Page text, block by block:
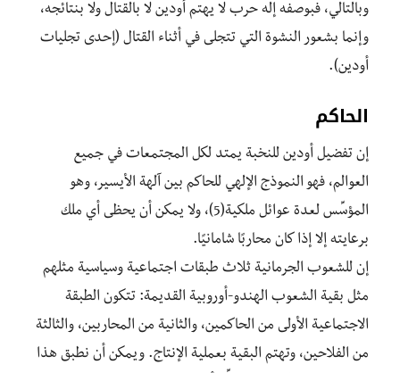
وبالتالي، فبوصفه إله حرب لا يهتم أودين ﻻ بالقتال ولا بنتائجه،
وإنما بشعور النشوة التي تتجلى في أثناء القتال (إحدى تجليات
أودين).
الحاكم
إن تفضيل أودين للنخبة يمتد لكل المجتمعات في جميع
العوالم، فهو النموذج الإلهي للحاكم بين آلهة الأيسير، وهو
المؤسِّس لعدة عوائل ملكية(5)، ولا يمكن أن يحظى أي ملك
برعايته إلا إذا كان محاربًا شامانيًا.
إن للشعوب الجرمانية ثلاث طبقات اجتماعية وسياسية مثلهم
مثل بقية الشعوب الهندو-أوروبية القديمة: تتكون الطبقة
الاجتماعية الأولى من الحاكمين، والثانية من المحاربين، والثالثة
من الفلاحين، وتهتم البقية بعملية الإنتاج. ويمكن أن نطبق هذا